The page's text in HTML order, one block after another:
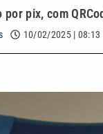
pix, com
10/02/2025 | 08:13